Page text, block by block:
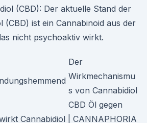
(CBD): Der aktuelle Stand der
(CBD) ist ein Cannabinoid aus der
nicht psychoaktiv wirkt.
Der
Wirkmechanismu
s von Cannabidiol
CBD Öl gegen
Cannabidiol | CANNAPHORIA